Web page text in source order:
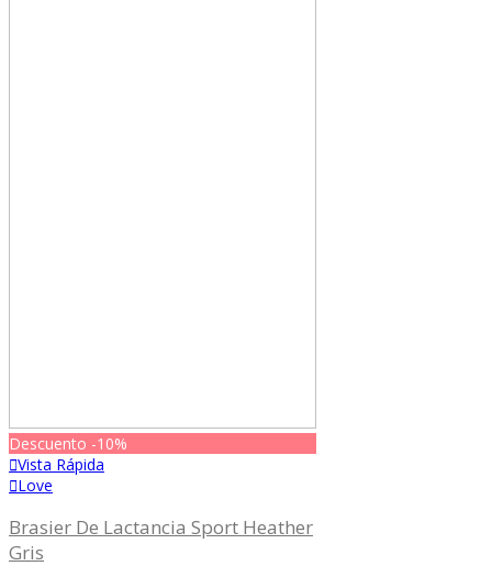
Descuento -10%
Vista Rápida
Love
Brasier De Lactancia Sport Heather
Gris